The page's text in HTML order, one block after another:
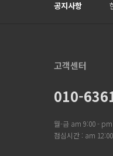
공지사항
고객센터
010-
월-금 am 9:00 -
점심시간 : am